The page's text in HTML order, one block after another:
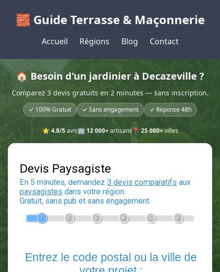
🧱 Guide Terrasse & Maçonnerie
Accueil Régions Blog Contact
🏠 Besoin d'un jardinier à Decazeville ?
Comparez 3 devis gratuits en 2 minutes — sans inscription.
✓ 100% Gratuit ✓ Sans engagement ✓ Réponse 48h
⭐ 4.8/5avis🏢 12 000+artisans📍 25 000+villes
Devis Paysagiste
En 5 minutes, demandez3 devis comparatifs